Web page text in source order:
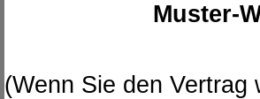
Muster-
(Wenn Sie den